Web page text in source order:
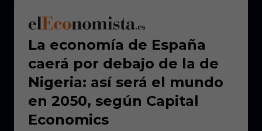
La economía de España
caerá por debajo de la de
Nigeria: así será el mundo
en 2050, según Capital
Economics